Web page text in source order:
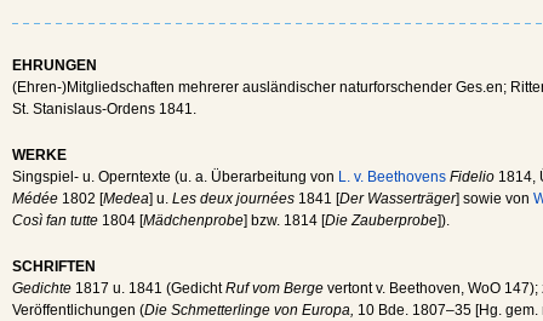
EHRUNGEN
(Ehren-)Mitgliedschaften mehrerer ausländischer naturforschender Ges.en;
St. Stanislaus-Ordens 1841.
WERKE
Singspiel- u. Operntexte (u. a. Überarbeitung von L. v. Beethovens Fidelio 1814,
Médée 1802 [Medea] u. Les deux journées 1841 [Der Wasserträger] sowie von
Così fan tutte 1804 [Mädchenprobe] bzw. 1814 [Die Zauberprobe]).
SCHRIFTEN
Gedichte 1817 u. 1841 (GedichtRuf vom Berge vertont v. Beethoven, WoO
Veröffentlichungen (Die Schmetterlinge von Europa, 10 Bde. 1807–35 [Hg.